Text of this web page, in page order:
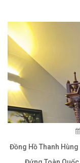
Đồng Hồ Thanh Hùng